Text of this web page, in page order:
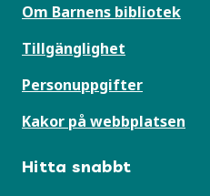
Om Barnens bibliotek
Tillgänglighet
Personuppgifter
Kakor på webbplatsen
Hitta snabbt